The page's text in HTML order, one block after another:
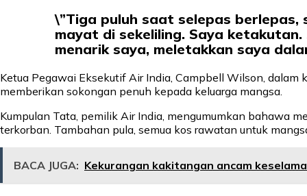
\”Tiga puluh saat selepas
mayat di sekeliling. Saya
menarik saya, meletakkan saya
Ketua Pegawai Eksekutif Air India, Campbell Wilson,
memberikan sokongan penuh kepada keluarga mangsa.
Kumpulan Tata, pemilik Air India, mengumumkan bahawa
terkorban. Tambahan pula, semua kos rawatan untuk
BACA JUGA: Kekurangan kakitangan ancam